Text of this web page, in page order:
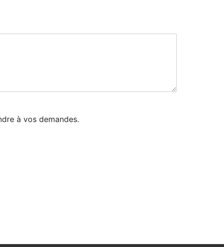
à vos demandes.